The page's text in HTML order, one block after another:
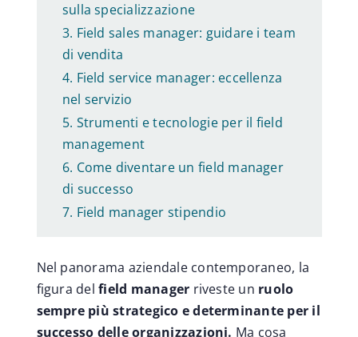
Benessere aziendale
sulla specializzazione
Field sales manager: guidare i team
di vendita
Field service manager: eccellenza
nel servizio
Strumenti e tecnologie per il field
management
Come diventare un field manager
di successo
Field manager stipendio
Nel panorama aziendale contemporaneo, la
figura delfield manager riveste un ruolo
sempre più strategico e determinante per il
successo delle organizzazioni. Ma cosa